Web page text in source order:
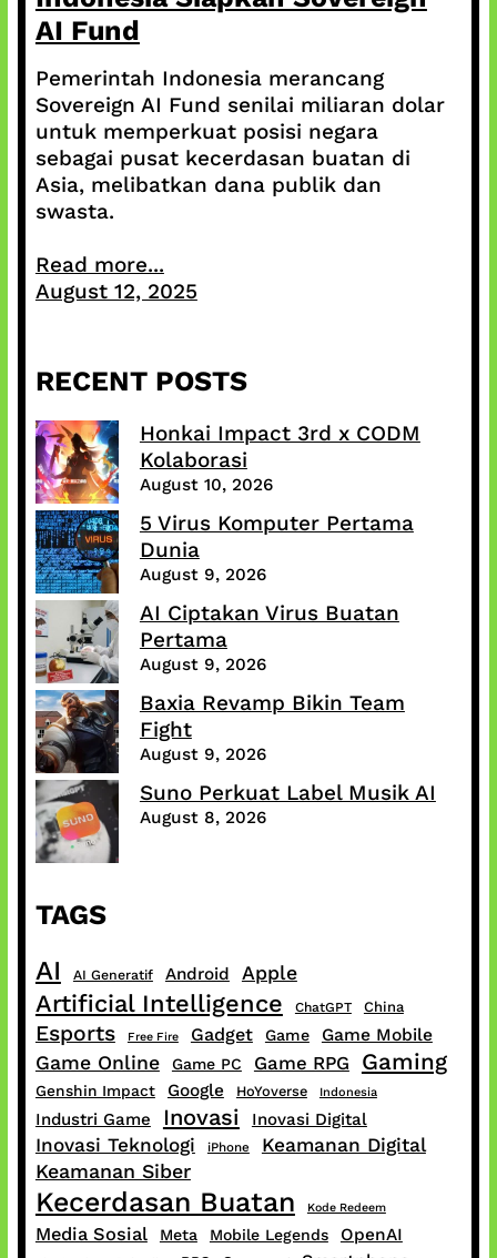
AI Fund
Pemerintah Indonesia merancang
Sovereign AI Fund senilai miliaran dolar
untuk memperkuat posisi negara
sebagai pusat kecerdasan buatan di
Asia, melibatkan dana publik dan
swasta.
Read more...
August 12, 2025
RECENT POSTS
Honkai Impact 3rd x CODM
Kolaborasi
August 10, 2026
5 Virus Komputer Pertama
Dunia
August 9, 2026
AI Ciptakan Virus Buatan
Pertama
August 9, 2026
Baxia Revamp Bikin Team
Fight
August 9, 2026
Suno Perkuat Label Musik AI
August 8, 2026
TAGS
AI AI Generatif Android Apple
Artificial Intelligence ChatGPT China
Esports Free Fire Gadget Game Game Mobile
Game Online Game PC Game RPG Gaming
Genshin Impact Google HoYoverse Indonesia
Industri Game Inovasi Inovasi Digital
Inovasi Teknologi iPhone Keamanan Digital
Keamanan Siber
Kecerdasan Buatan Kode Redeem
Media Sosial Meta Mobile Legends OpenAI